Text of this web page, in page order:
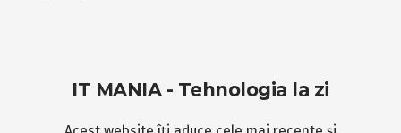
IT MANIA - Tehnologia la zi